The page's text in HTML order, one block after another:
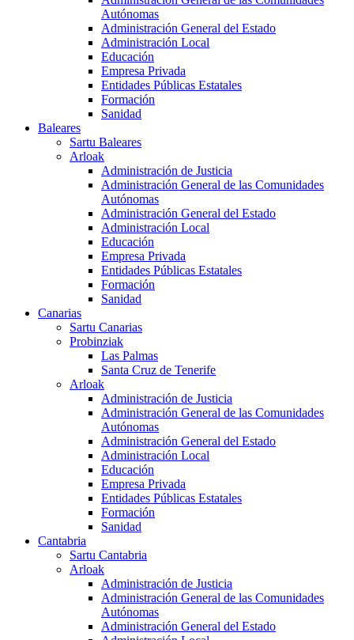
Autónomas
Administración General del Estado
Administración Local
Educación
Empresa Privada
Entidades Públicas Estatales
Formación
Sanidad
Baleares
Sartu Baleares
Arloak
Administración de Justicia
Administración General de las Comunidades
Autónomas
Administración General del Estado
Administración Local
Educación
Empresa Privada
Entidades Públicas Estatales
Formación
Sanidad
Canarias
Sartu Canarias
Probinziak
Las Palmas
Santa Cruz de Tenerife
Arloak
Administración de Justicia
Administración General de las Comunidades
Autónomas
Administración General del Estado
Administración Local
Educación
Empresa Privada
Entidades Públicas Estatales
Formación
Sanidad
Cantabria
Sartu Cantabria
Arloak
Administración de Justicia
Administración General de las Comunidades
Autónomas
Administración General del Estado